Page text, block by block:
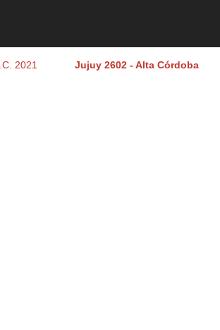
2021 Jujuy 2602 - Alta Córdoba